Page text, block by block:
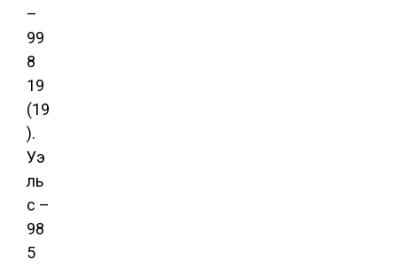
–
99
8
19
(19
).
Уэ
ль
с –
98
5